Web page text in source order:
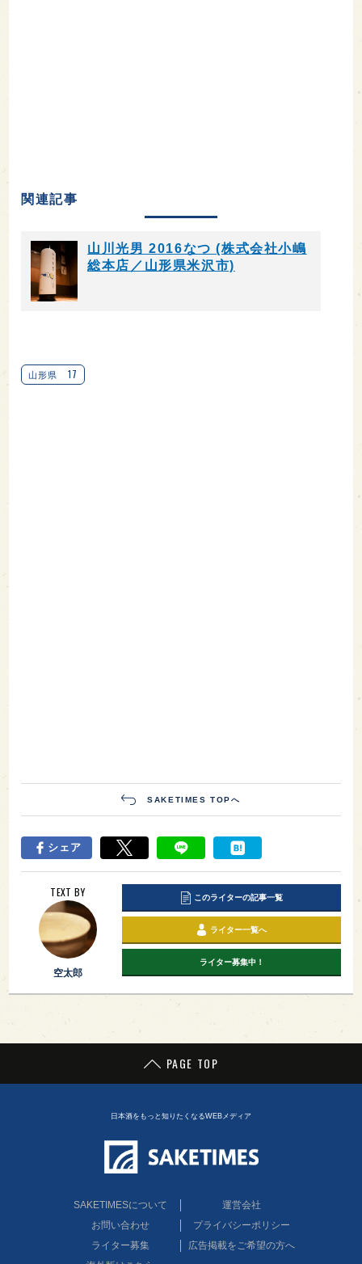
関連記事
山川光男 2016なつ (株式会社小嶋
総本店／山形県米沢市)
山形県 17
SAKETIMES TOPへ
シェア
TEXT BY
空太郎
このライターの記事一覧
ライター一覧へ
ライター募集中！
PAGE TOP
日本酒をもっと知りたくなるWEBメディア
SAKETIMESについて
運営会社
お問い合わせ
プライバシーポリシー
ライター募集
広告掲載をご希望の方へ